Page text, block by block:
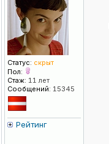
Статус: скрыт
Пол:
Стаж: 11 лет
Сообщений: 15345
Рейтинг